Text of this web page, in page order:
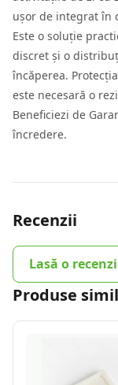
ușor de integrat în
Este o soluție
discret și o
încăperea.
este necesară o
Beneficiezi de
încredere.
Recenzii
Lasă o
Produse